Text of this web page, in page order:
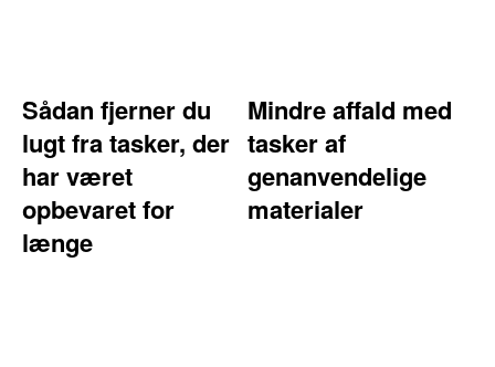
Sådan fjerner du
lugt fra tasker, der
har været
opbevaret for
længe
Mindre affald med
tasker af
genanvendelige
materialer